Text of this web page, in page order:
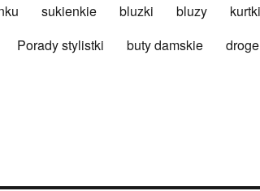
sukienkie bluzki bluzy kurtki
Porady stylistki buty damskie